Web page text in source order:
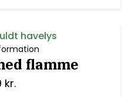
havelys
flamme
kr.